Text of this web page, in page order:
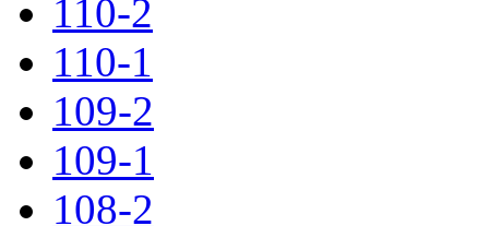
110-2
110-1
109-2
109-1
108-2